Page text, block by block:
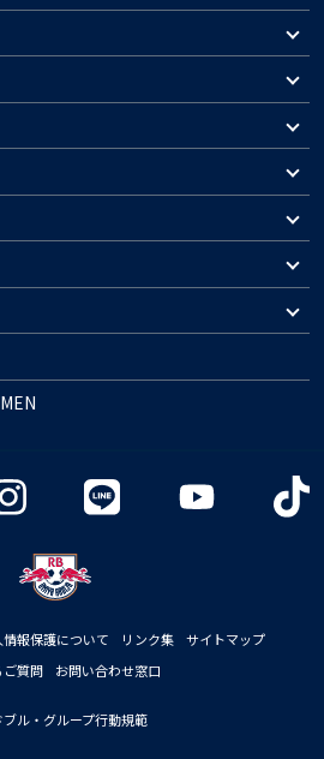
情報保護について リンク集
サイトマップ
ご質問
お問い合わせ窓口
ブル・グループ行動規範